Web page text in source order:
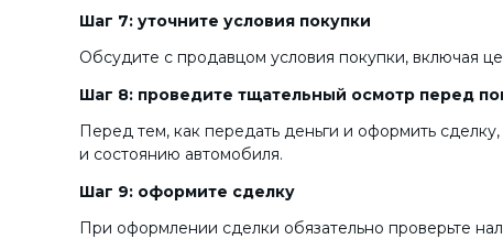
Шаг 7: уточните условия покупки
Обсудите с продавцом условия покупки, включая
Шаг 8: проведите тщательный осмотр перед
Перед тем, как передать деньги и оформить
и состоянию автомобиля.
Шаг 9: оформите сделку
При оформлении сделки обязательно проверьте